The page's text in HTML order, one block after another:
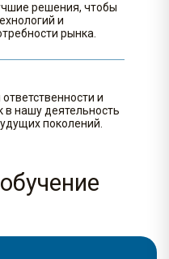
решения, чтобы
и
рынка.
и
в нашу деятельность
поколений.